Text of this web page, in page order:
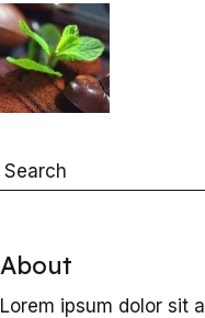
Search
About
Lorem ipsum dolor sit